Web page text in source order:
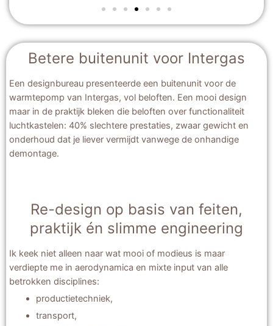
Betere buitenunit voor Intergas
Een designbureau presenteerde een buitenunit voor de
warmtepomp van Intergas, vol beloften. Een mooi design
maar in de praktijk bleken die beloften over functionaliteit
luchtkastelen: 40% slechtere prestaties, zwaar gewicht en
onderhoud dat je liever vermijdt vanwege de onhandige
demontage.
Re-design op basis van feiten,
praktijk én slimme engineering
Ik keek niet alleen naar wat mooi of modieus is maar
verdiepte me in aerodynamica en mixte input van alle
betrokken disciplines:
productietechniek,
transport,